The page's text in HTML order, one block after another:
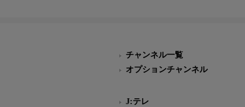
チャンネル一覧
オプションチャンネル
J:テレ